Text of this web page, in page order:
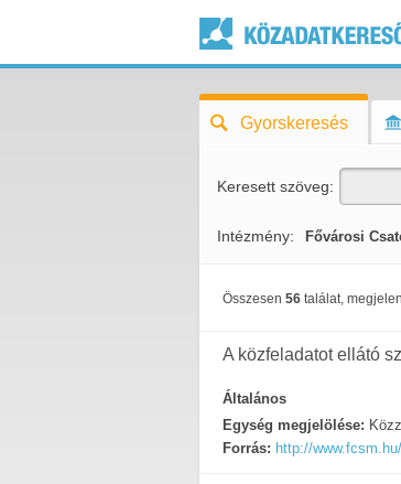
Gyorskeresés
Keresett szöveg:
Intézmény: Fővárosi
Összesen 56 találat,
A közfeladatot ellátó
Általános
Egység megjelölése:
Forrás: http://